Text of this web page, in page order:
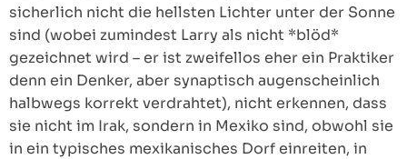
sicherlich nicht die hellsten Lichter unter der Sonne
sind (wobei zumindest Larry als nicht *blöd*
gezeichnet wird – er ist zweifellos eher ein Praktiker
denn ein Denker, aber synaptisch augenscheinlich
halbwegs korrekt verdrahtet), nicht erkennen, dass
sie nicht im Irak, sondern in Mexiko sind, obwohl sie
in ein typisches mexikanisches Dorf einreiten, in